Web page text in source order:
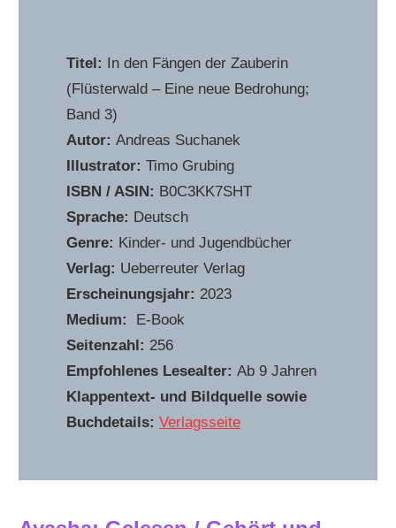
Titel: In den Fängen der Zauberin
(Flüsterwald – Eine neue Bedrohung;
Band 3)
Autor:Andreas Suchanek
Illustrator: Timo Grubing
ISBN / ASIN: B0C3KK7SHT
Sprache: Deutsch
Genre: Kinder- und Jugendbücher
Verlag: Ueberreuter Verlag
Erscheinungsjahr: 2023
Medium:
E-Book
Seitenzahl: 256
Empfohlenes Lesealter:Ab 9 Jahren
Klappentext- und Bildquelle sowie
Buchdetails: Verlagsseite